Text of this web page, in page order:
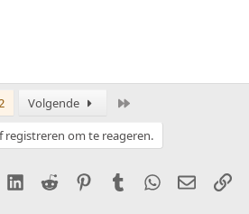
Volgende
registreren om te reageren.
LinkedIn
Reddit PinterestTumblr WhatsApp
E-mail